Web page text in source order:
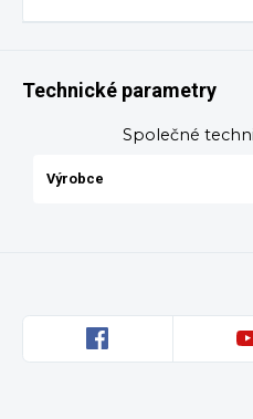
Technické parametry
Společné
Výrobce